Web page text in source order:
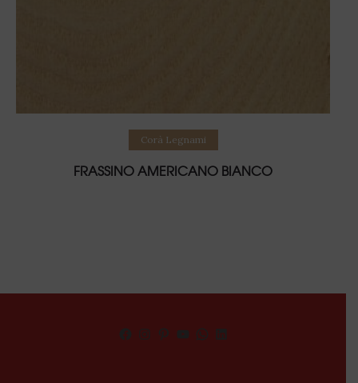
Leggi tutto
Corà Legnami
FRASSINO AMERICANO BIANCO
Facebook
Instagram
Pinterest
YouTube
WhatsApp
LinkedIn